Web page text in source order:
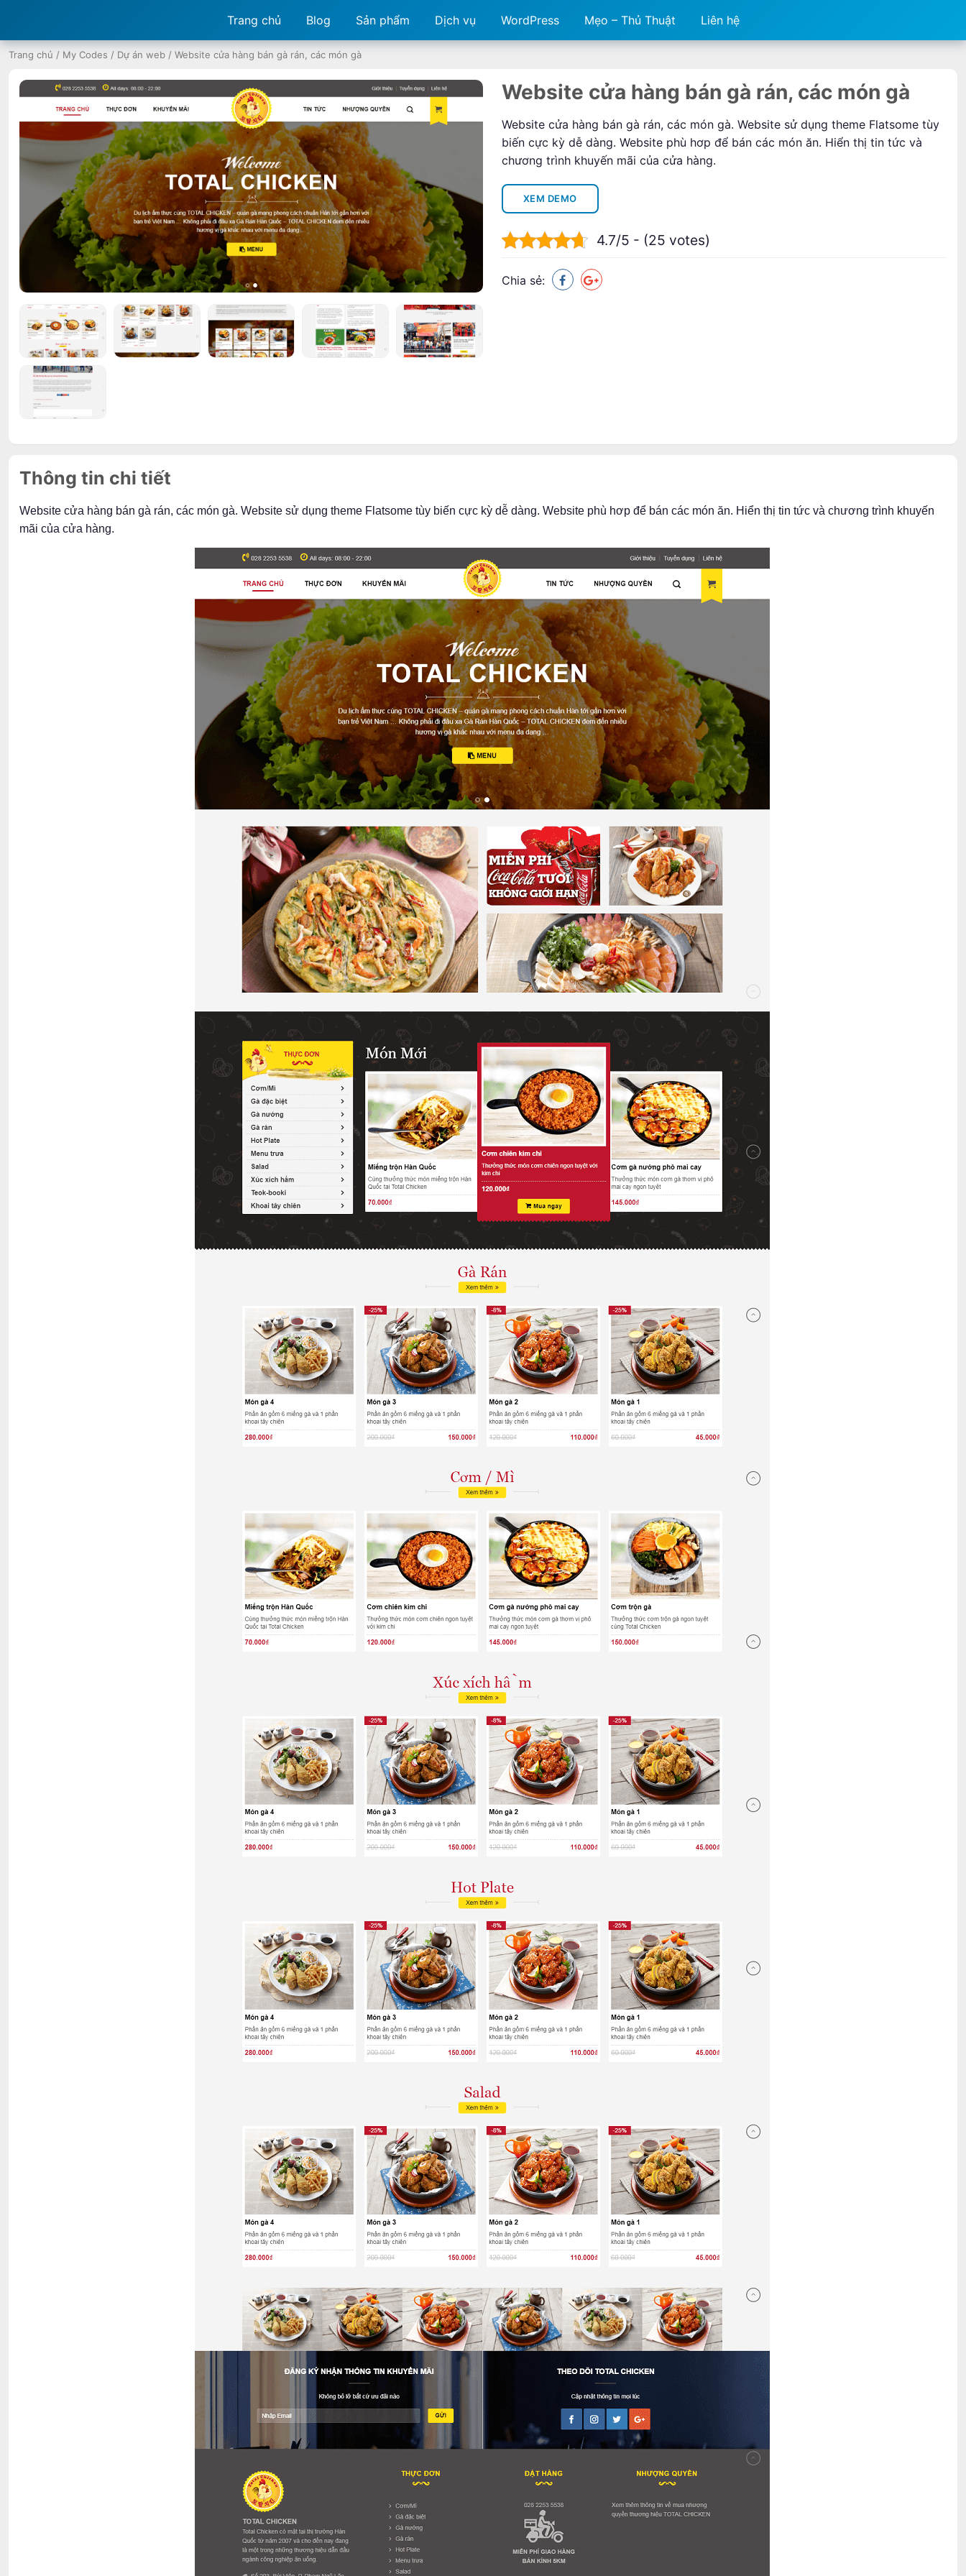
Trang chủ Blog Sản phẩm Dịch vụ WordPress Mẹo – Thủ Thuật Liên hệ
Trang chủ / My Codes / Dự án web / Website cửa hàng bán gà rán, các món gà
Website cửa hàng bán gà rán, các món gà
Website cửa hàng bán gà rán, các món gà. Website sử dụng theme Flatsome tùy
biến cực kỳ dễ dàng. Website phù hơp để bán các món ăn. Hiển thị tin tức và
chương trình khuyến mãi của cửa hàng.
XEM DEMO
4.7/5 - (25 votes)
Chia sẻ:
Thông tin chi tiết
Website cửa hàng bán gà rán, các món gà. Website sử dụng theme Flatsome tùy biến cực kỳ dễ dàng. Website phù hơp để bán các món ăn. Hiển thị tin tức và chương trình khuyến
mãi của cửa hàng.